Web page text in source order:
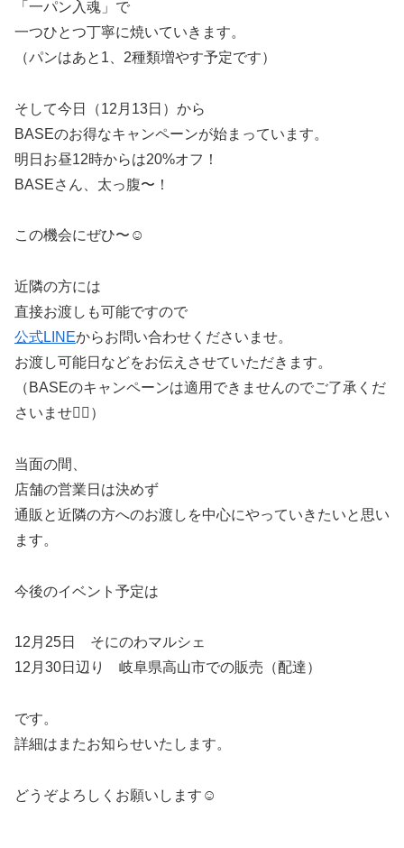
「一パン入魂」で
一つひとつ丁寧に焼いていきます。
（パンはあと1、2種類増やす予定です）
そして今日（12月13日）から
BASEのお得なキャンペーンが始まっています。
明日お昼12時からは20%オフ！
BASEさん、太っ腹〜！
この機会にぜひ〜☺️
近隣の方には
直接お渡しも可能ですので
公式LINEからお問い合わせくださいませ。
お渡し可能日などをお伝えさせていただきます。
（BASEのキャンペーンは適用できませんのでご了承くだ
さいませ🙇‍♀）
当面の間、
店舗の営業日は決めず
通販と近隣の方へのお渡しを中心にやっていきたいと思い
ます。
今後のイベント予定は
12月25日 そにのわマルシェ
12月30日辺り 岐阜県高山市での販売（配達）
です。
詳細はまたお知らせいたします。
どうぞよろしくお願いします☺️